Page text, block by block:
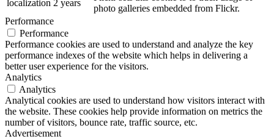
localization 2 years
photo galleries embedded from Flickr.
Performance
Performance
Performance cookies are used to understand and analyze the key
performance indexes of the website which helps in delivering a
better user experience for the visitors.
Analytics
Analytics
Analytical cookies are used to understand how visitors interact with
the website. These cookies help provide information on metrics the
number of visitors, bounce rate, traffic source, etc.
Advertisement